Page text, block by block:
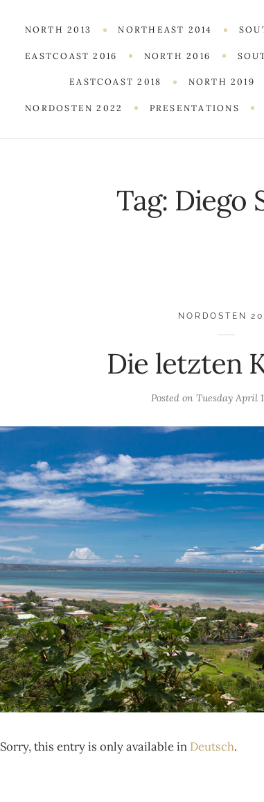
NORTH 2013 NORTHEAST 2014
EASTCOAST 2016 NORTH 2016
EASTCOAST 2018 NORTH 2019
NORDOSTEN 2022 PRESENTATIONS
Tag: Diego
NORDOSTEN
Die letzten
Posted on Tuesday April
Sorry, this entry is only available in Deutsch.